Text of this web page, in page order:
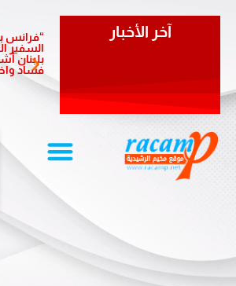
آخر الأخبار
“فرانس
السفير
بلبنان
فساد